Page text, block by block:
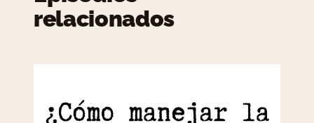
relacionados